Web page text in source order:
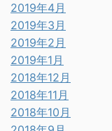
2019年4月
2019年3月
2019年2月
2019年1月
2018年12月
2018年11月
2018年10月